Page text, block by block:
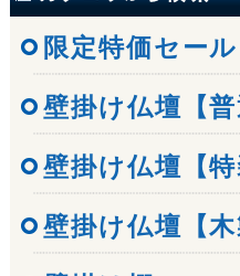
限定特価セール
壁掛け仏壇【普
壁掛け仏壇【特
壁掛け仏壇【木